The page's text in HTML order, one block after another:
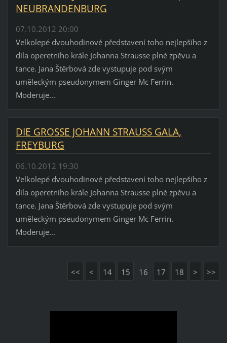
NEUBRANDENBURG
07.10.2012 20:00
Velkolepé dvouhodinové představení toho nejlepšího z
díla operetního krále Johanna Strausse plné zpěvu a
tance. Jana Štěrbová zde vystupuje pod svým
uměleckým pseudonymem Ginger Mc Ferrin.
Moderuje...
DIE GROSSE JOHANN STRAUSS GALA,
FREYBURG
06.10.2012 19:30
Velkolepé dvouhodinové představení toho nejlepšího z
díla operetního krále Johanna Strausse plné zpěvu a
tance. Jana Štěrbová zde vystupuje pod svým
uměleckým pseudonymem Ginger Mc Ferrin.
Moderuje...
<< < 14 15 16 17 18 > >>